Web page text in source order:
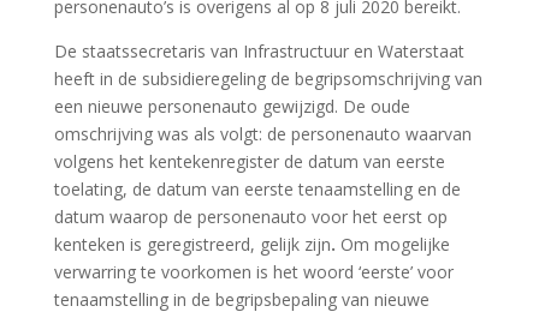
personenauto’s is overigens al op 8 juli 2020 bereikt.
De staatssecretaris van Infrastructuur en Waterstaat
heeft in de subsidieregeling de begripsomschrijving van
een nieuwe personenauto gewijzigd. De oude
omschrijving was als volgt: de personenauto waarvan
volgens het kentekenregister de datum van eerste
toelating, de datum van eerste tenaamstelling en de
datum waarop de personenauto voor het eerst op
kenteken is geregistreerd, gelijk zijn. Om mogelijke
verwarring te voorkomen is het woord ‘eerste’ voor
tenaamstelling in de begripsbepaling van nieuwe